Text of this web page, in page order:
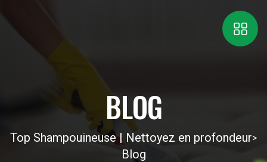
BLOG
Top Shampouineuse | Nettoyez en profondeur>
Blog